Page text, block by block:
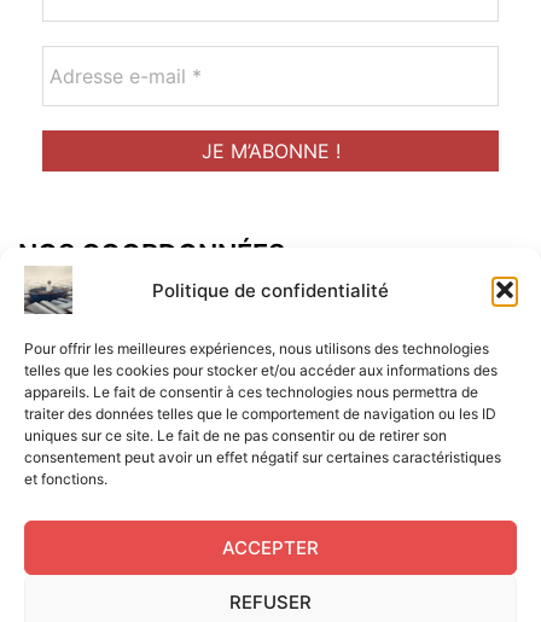
Politique de confidentialité
Pour offrir les meilleures expériences, nous utilisons des technologies
telles que les cookies pour stocker et/ou accéder aux informations des
appareils. Le fait de consentir à ces technologies nous permettra de
traiter des données telles que le comportement de navigation ou les ID
uniques sur ce site. Le fait de ne pas consentir ou de retirer son
consentement peut avoir un effet négatif sur certaines caractéristiques
et fonctions.
ACCEPTER
REFUSER
NOS COORDONNÉES
Adresse postal :
ALCF
34 Rue René Brunen
33950 LEGE CAP-FERRET
Mail :
contact@aperitif-litteraire-cap-ferret.fr